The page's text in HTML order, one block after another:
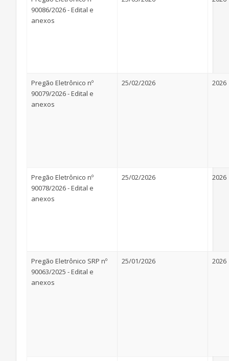
90086/2026 - Edital e
anexos
Pregão Eletrônico nº
90079/2026 - Edital e
anexos
25/02/2026 2026
Pregão Eletrônico nº
90078/2026 - Edital e
anexos
25/02/2026 2026
Pregão Eletrônico SRP nº
90063/2025 - Edital e
anexos
25/01/2026 2026